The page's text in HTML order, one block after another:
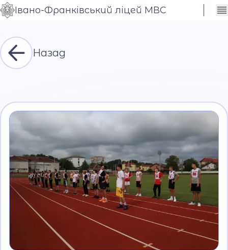
Контраст
Шрифт
Сховати
Івано-Франківський ліцей МВС
Назад